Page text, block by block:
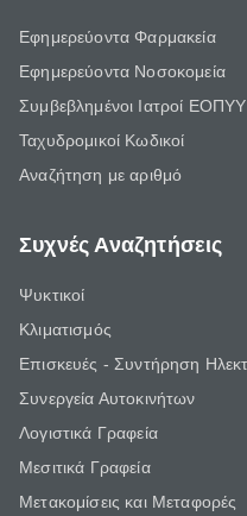
Εφημερεύοντα Φαρμακεία
Εφημερεύοντα Νοσοκομεία
Συμβεβλημένοι Ιατροί ΕΟΠΥΥ
Ταχυδρομικοί Κωδικοί
Αναζήτηση με αριθμό
Συχνές Αναζητήσεις
Ψυκτικοί
Κλιματισμός
Επισκευές - Συντήρηση
Συνεργεία Αυτοκινήτων
Λογιστικά Γραφεία
Μεσιτικά Γραφεία
Μετακομίσεις και Μεταφορές